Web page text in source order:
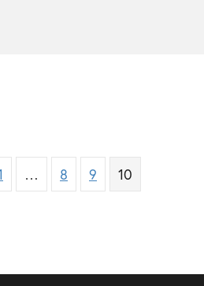
… 8 9 10